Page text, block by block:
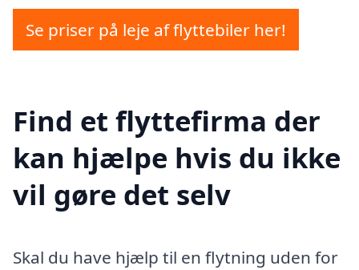
Se priser på leje af flyttebiler her!
Find et flyttefirma der
kan hjælpe hvis du ikke
vil gøre det selv
Skal du have hjælp til en flytning uden for